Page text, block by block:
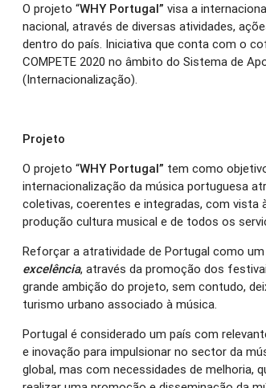
O projeto “WHY Portugal” visa a
nacional, através de diversas atividades,
dentro do país. Iniciativa que conta com o
COMPETE 2020 no âmbito do Sistema de
(Internacionalização).
Projeto
O projeto “WHY Portugal” tem como
internacionalização da música portuguesa
coletivas, coerentes e integradas, com vista
produção cultura musical e de todos os
Reforçar a atratividade de Portugal como
excelência, através da promoção dos
grande ambição do projeto, sem contudo,
turismo urbano associado à música.
Portugal é considerado um país com
e inovação para impulsionar no sector da
global, mas com necessidades de melhoria,